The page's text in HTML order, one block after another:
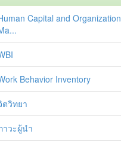
Capital and Organization
Behavior Inventory
ตวิทยา
าวะผู้นำ